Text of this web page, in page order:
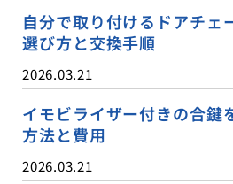
自分で取り付けるドアチェ
選び方と交換手順
2026.03.21
イモビライザー付きの合鍵
方法と費用
2026.03.21